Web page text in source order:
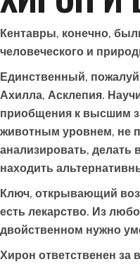
Кентавры, конечно,
человеческого и
Единственный,
Ахилла, Асклепия.
приобщения к высшим
животным уровнем, не
анализировать, делать
находить
Ключ, открывающий
есть лекарство. Из
двойственном нужно
Хирон ответственен за